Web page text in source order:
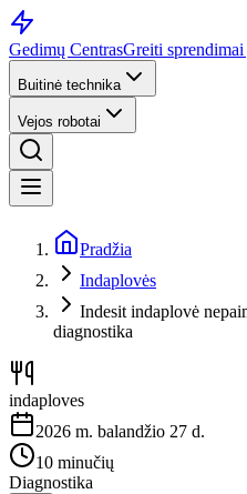
Gedimų CentrasGreiti
Buitinė technika
Vejos robotai
Pradžia
Indaplovės
Indesit indaplovė
diagnostika
indaploves
2026 m. balandžio 27 d.
10 minučių
Diagnostika